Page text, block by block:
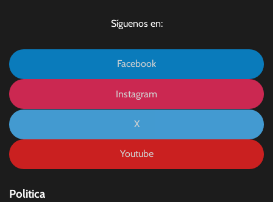
Síguenos en:
Facebook
Instagram
X
Youtube
Politica